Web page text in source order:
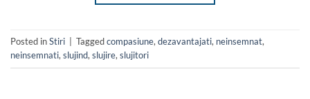
Posted inStiri Taggedcompasiune, dezavantajati, neinsemnat,
neinsemnati, slujind, slujire, slujitori